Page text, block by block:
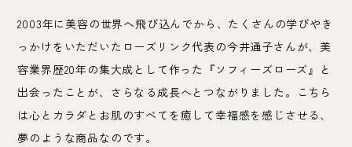
2003年に美容の世界へ飛び込んでから、たくさんの学びやき
っかけをいただいたローズリンク代表の今井通子さんが、美
容業界歴20年の集大成として作った『ソフィーズローズ』と
出会ったことが、さらなる成長へとつながりました。こちら
は心とカラダとお肌のすべてを癒して幸福感を感じさせる、
夢のような商品なのです。